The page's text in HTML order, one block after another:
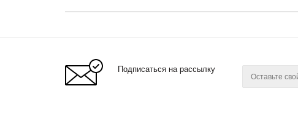
Подписаться на рассылку